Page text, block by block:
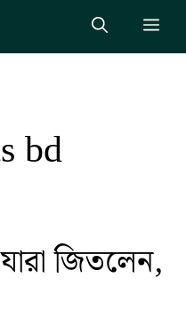
bd
জিতলেন,